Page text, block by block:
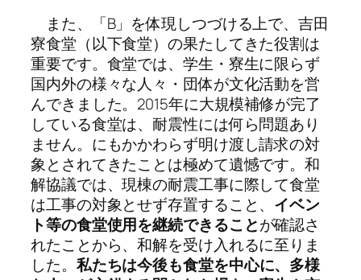
また、「B」を体現しつづける上で、吉田
寮食堂（以下食堂）の果たしてきた役割は
重要です。食堂では、学生・寮生に限らず
国内外の様々な人々・団体が文化活動を営
んできました。2015年に大規模補修が完了
している食堂は、耐震性には何ら問題あり
ません。にもかかわらず明け渡し請求の対
象とされてきたことは極めて遺憾です。和
解協議では、現棟の耐震工事に際して食堂
は工事の対象とせず存置すること、 イベン
ト等の食堂使用を継続できることが確認さ
れたことから、和解を受け入れるに至りま
した。 私たちは今後も食堂を中心に、多様